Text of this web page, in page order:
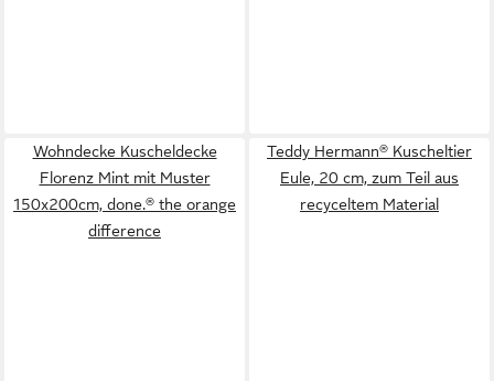
Wohndecke Kuscheldecke
Florenz Mint mit Muster
150x200cm, done.® the orange
difference
Teddy Hermann® Kuscheltier
Eule, 20 cm, zum Teil aus
recyceltem Material